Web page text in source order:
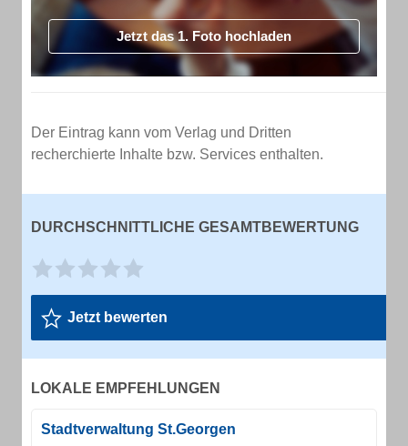
Jetzt das 1. Foto hochladen
Der Eintrag kann vom Verlag und Dritten
recherchierte Inhalte bzw. Services enthalten.
DURCHSCHNITTLICHE GESAMTBEWERTUNG
Jetzt bewerten
LOKALE EMPFEHLUNGEN
Stadtverwaltung St.Georgen